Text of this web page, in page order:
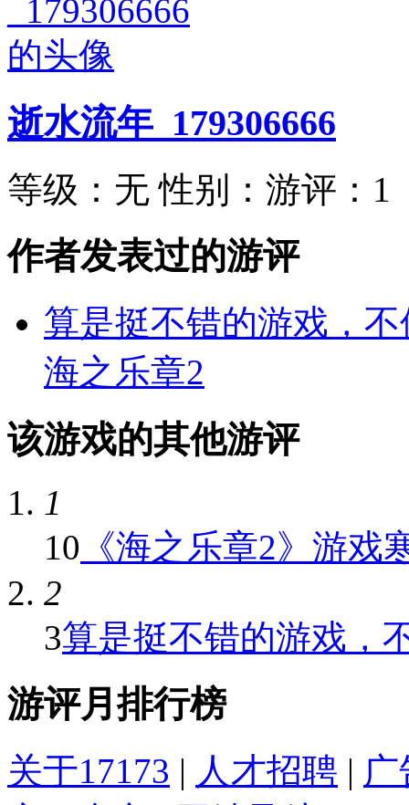
逝水流年_179306666
等级： 无 性别： 游评： 1
作者发表过的游评
算是挺不错的游戏，
海之乐章2
该游戏的其他游评
1
10 《海之乐章2》游戏
2
3算是挺不错的游戏，
游评月排行榜
关于17173 | 人才招聘 |